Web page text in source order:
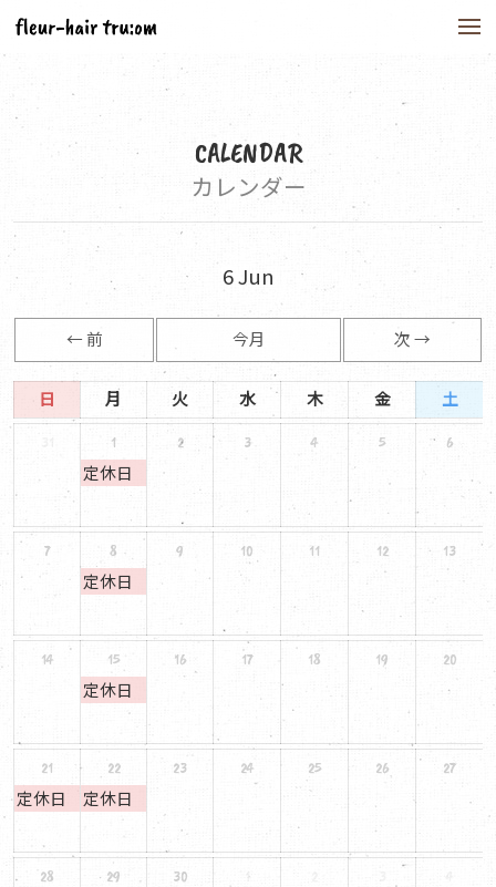
CALENDAR
カレンダー
6Jun
← 前 今月 次 →
日 月 火 水 木 金 土
1
定休日
2 3 4 5 6
7 8
定休日
9 10 11 12 13
14 15
定休日
16 17 18 19 20
21
定休日
22
定休日
23 24 25 26 27
28 29 30 1